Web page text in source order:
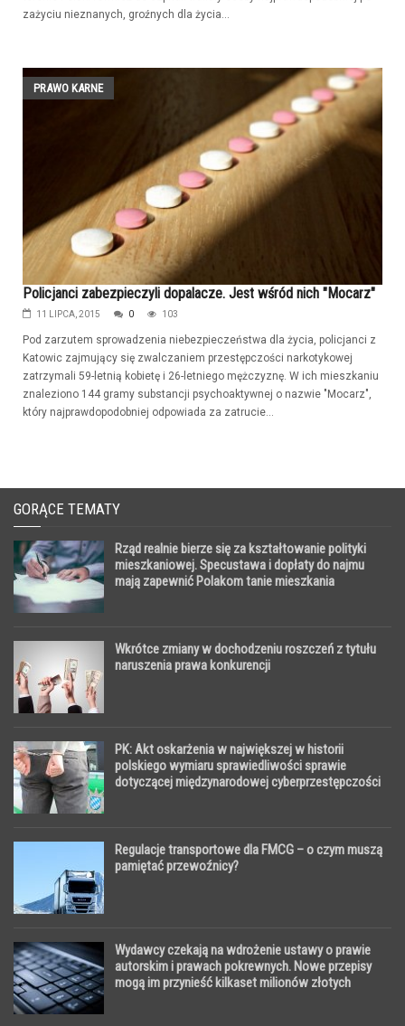
zażyciu nieznanych, groźnych dla życia...
PRAWO KARNE
Policjanci zabezpieczyli dopalacze. Jest wśród nich "Mocarz"
11 LIPCA, 2015 0 103
Pod zarzutem sprowadzenia niebezpieczeństwa dla życia, policjanci z
Katowic zajmujący się zwalczaniem przestępczości narkotykowej
zatrzymali 59-letnią kobietę i 26-letniego mężczyznę. W ich mieszkaniu
znaleziono 144 gramy substancji psychoaktywnej o nazwie "Mocarz",
który najprawdopodobniej odpowiada za zatrucie...
GORĄCE TEMATY
Rząd realnie bierze się za kształtowanie polityki
mieszkaniowej. Specustawa i dopłaty do najmu
mają zapewnić Polakom tanie mieszkania
Wkrótce zmiany w dochodzeniu roszczeń z tytułu
naruszenia prawa konkurencji
PK: Akt oskarżenia w największej w historii
polskiego wymiaru sprawiedliwości sprawie
dotyczącej międzynarodowej cyberprzestępczości
Regulacje transportowe dla FMCG – o czym muszą
pamiętać przewoźnicy?
Wydawcy czekają na wdrożenie ustawy o prawie
autorskim i prawach pokrewnych. Nowe przepisy
mogą im przynieść kilkaset milionów złotych